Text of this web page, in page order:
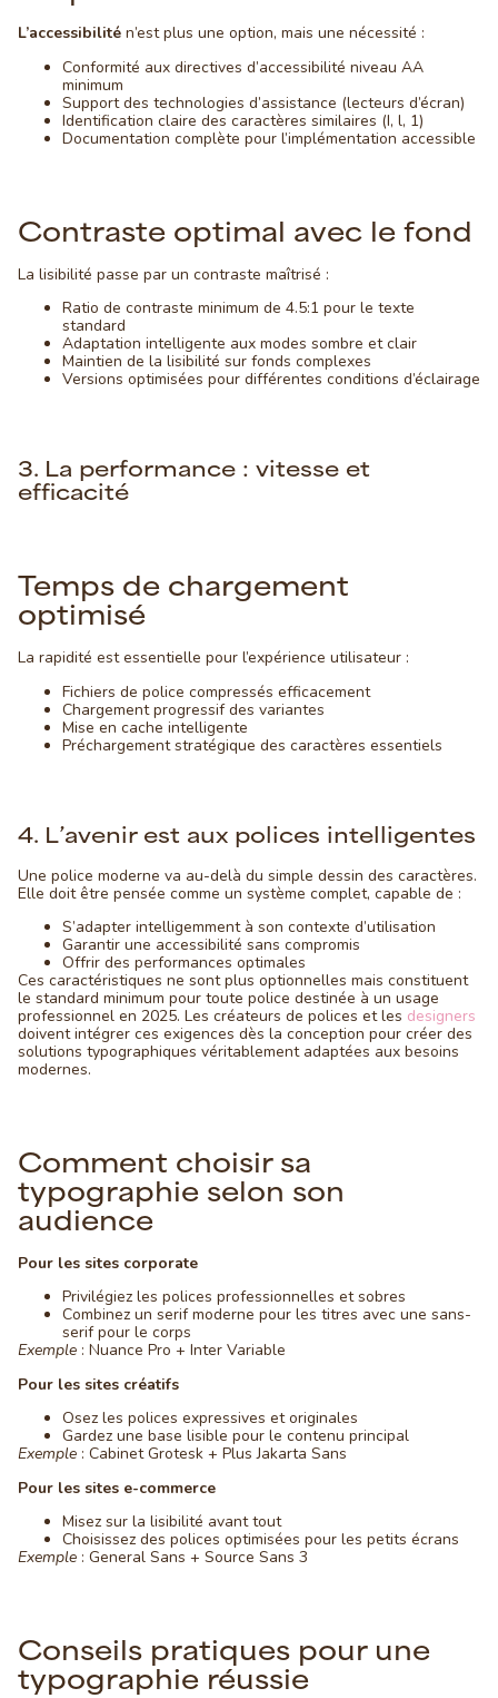
L’accessibilité n’est plus une option, mais une nécessité :
Conformité aux directives d’accessibilité niveau AA
minimum
Support des technologies d’assistance (lecteurs d’écran)
Identification claire des caractères similaires (I, l, 1)
Documentation complète pour l’implémentation accessible
Contraste optimal avec le fond
La lisibilité passe par un contraste maîtrisé :
Ratio de contraste minimum de 4.5:1 pour le texte
standard
Adaptation intelligente aux modes sombre et clair
Maintien de la lisibilité sur fonds complexes
Versions optimisées pour différentes conditions d’éclairage
3. La performance : vitesse et
efficacité
Temps de chargement
optimisé
La rapidité est essentielle pour l’expérience utilisateur :
Fichiers de police compressés efficacement
Chargement progressif des variantes
Mise en cache intelligente
Préchargement stratégique des caractères essentiels
4. L’avenir est aux polices intelligentes
Une police moderne va au-delà du simple dessin des caractères.
Elle doit être pensée comme un système complet, capable de :
S’adapter intelligemment à son contexte d’utilisation
Garantir une accessibilité sans compromis
Offrir des performances optimales
Ces caractéristiques ne sont plus optionnelles mais constituent
le standard minimum pour toute police destinée à un usage
professionnel en 2025. Les créateurs de polices et les designers
doivent intégrer ces exigences dès la conception pour créer des
solutions typographiques véritablement adaptées aux besoins
modernes.
Comment choisir sa
typographie selon son
audience
Pour les sites corporate
Privilégiez les polices professionnelles et sobres
Combinez un serif moderne pour les titres avec une sans-
serif pour le corps
Exemple : Nuance Pro + Inter Variable
Pour les sites créatifs
Osez les polices expressives et originales
Gardez une base lisible pour le contenu principal
Exemple : Cabinet Grotesk + Plus Jakarta Sans
Pour les sites e-commerce
Misez sur la lisibilité avant tout
Choisissez des polices optimisées pour les petits écrans
Exemple : General Sans + Source Sans 3
Conseils pratiques pour une
typographie réussie